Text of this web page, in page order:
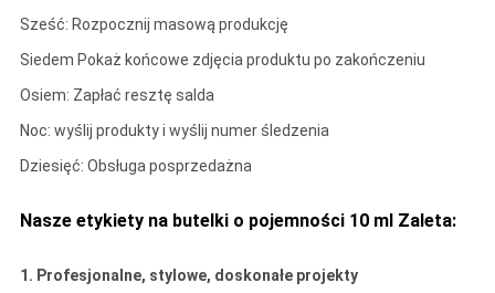
Sześć: Rozpocznij masową produkcję
Siedem Pokaż końcowe zdjęcia produktu po zakończeniu
Osiem: Zapłać resztę salda
Noc: wyślij produkty i wyślij numer śledzenia
Dziesięć: Obsługa posprzedażna
Nasze etykiety na butelki o pojemności 10 ml Zaleta:
1. Profesjonalne, stylowe, doskonałe projekty